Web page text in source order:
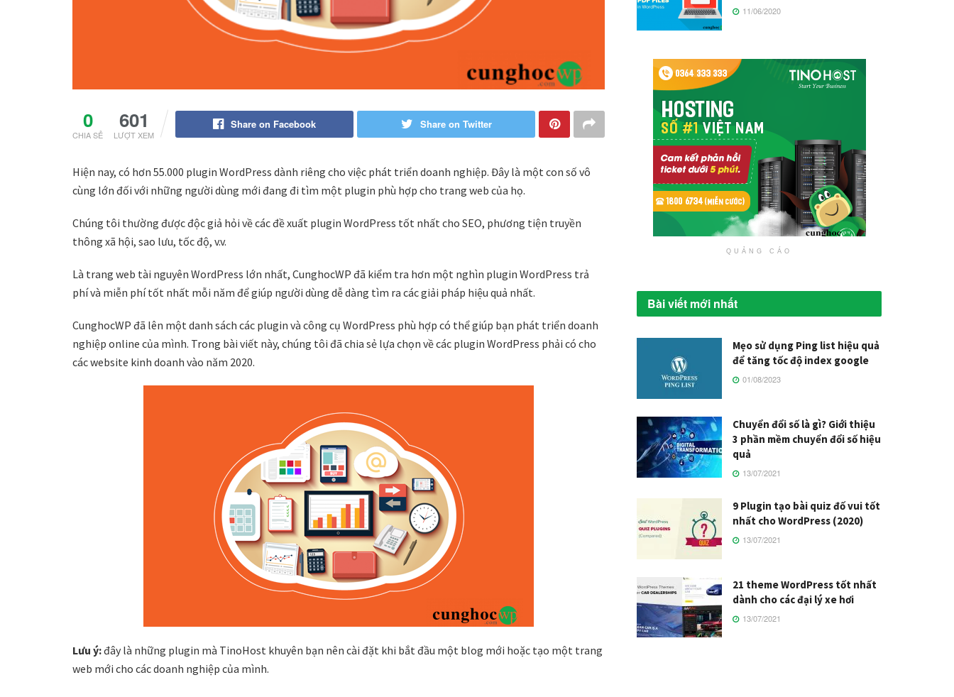
0
CHIA SẺ
601
LƯỢT XEM
Share on Facebook Share on Twitter
Hiện nay, có hơn 55.000 plugin WordPress dành riêng cho việc phát triển doanh nghiệp. Đây là một con số vô
cùng lớn đối với những người dùng mới đang đi tìm một plugin phù hợp cho trang web của họ.
Chúng tôi thường được độc giả hỏi về các đề xuất plugin WordPress tốt nhất cho SEO, phương tiện truyền
thông xã hội, sao lưu, tốc độ, v.v.
Là trang web tài nguyên WordPress lớn nhất, CunghocWP đã kiểm tra hơn một nghìn plugin WordPress trả
phí và miễn phí tốt nhất mỗi năm để giúp người dùng dễ dàng tìm ra các giải pháp hiệu quả nhất.
CunghocWP đã lên một danh sách các plugin và công cụ WordPress phù hợp có thể giúp bạn phát triển doanh
nghiệp online của mình. Trong bài viết này, chúng tôi đã chia sẻ lựa chọn về các plugin WordPress phải có cho
các website kinh doanh vào năm 2020.
Lưu ý:đây là những plugin mà TinoHost khuyên bạn nên cài đặt khi bắt đầu một blog mới hoặc tạo một trang
web mới cho các doanh nghiệp của mình.
11/06/2020
QUẢNG CÁO
Bài viết mới nhất
Mẹo sử dụng Ping list hiệu quả
để tăng tốc độ index google
01/08/2023
Chuyển đổi số là gì? Giới thiệu
3 phần mềm chuyển đổi số hiệu
quả
13/07/2021
9 Plugin tạo bài quiz đố vui tốt
nhất cho WordPress (2020)
13/07/2021
21 theme WordPress tốt nhất
dành cho các đại lý xe hơi
13/07/2021